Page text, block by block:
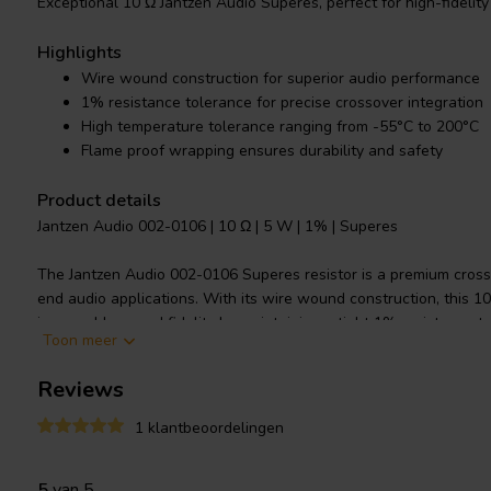
Highlights
Wire wound construction for superior audio performance
1% resistance tolerance for precise crossover integration
High temperature tolerance ranging from -55°C to 200°C
Flame proof wrapping ensures durability and safety
Product details
Jantzen Audio 002-0106 | 10 Ω | 5 W | 1% | Superes
The Jantzen Audio 002-0106 Superes resistor is a premium
end audio applications. With its wire wound construction, this
impeccable sound fidelity by maintaining a tight 1% resistance
temperatures ranging from -55°C to a scorching 200°C, it offers
high heat dissipation capabilities attest to its reliability, while the
coefficient minimizes distortion for an unadulterated audio
the Jantzen Audio resistor promises longevity and stability,
Toon meer
Reviews
1 klantbeoordelingen